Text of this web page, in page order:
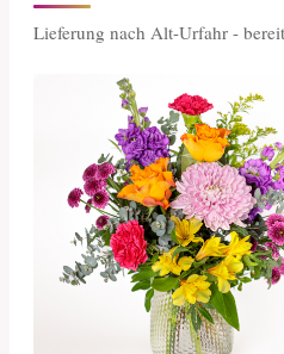
Lieferung nach Alt-Urfahr -